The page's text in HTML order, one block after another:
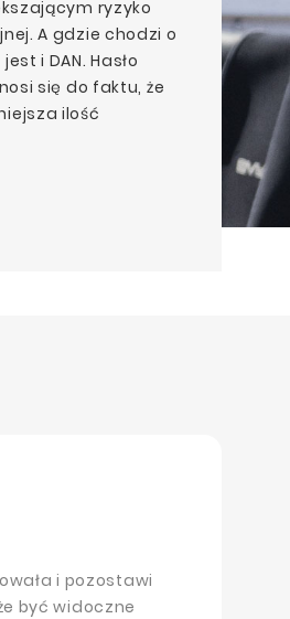
ryzyko
A gdzie chodzi o
i DAN. Hasło
się do faktu, że
ilość
i pozostawi
być widoczne